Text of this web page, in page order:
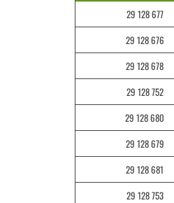
29 128 677
29 128 676
29 128 678
29 128 752
29 128 680
29 128 679
29 128 681
29 128 753